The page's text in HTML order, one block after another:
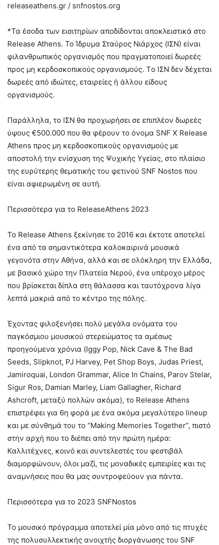
releaseathens.gr / snfnostos.org
*Τα έσοδα των εισιτηρίων αποδίδονται αποκλειστικά στο
Release Athens. Το Ίδρυμα Σταύρος Νιάρχος (ΙΣΝ) είναι
φιλανθρωπικός οργανισμός που πραγματοποιεί δωρεές
προς μη κερδοσκοπικούς οργανισμούς. Tο ΙΣΝ δεν δέχεται
δωρεές από ιδιώτες, εταιρείες ή άλλου είδους
οργανισμούς.
Παράλληλα, το ΙΣΝ θα προχωρήσει σε επιπλέον δωρεές
ύψους €500.000 που θα φέρουν το όνομα SNF X Release
Athens προς μη κερδοσκοπικούς οργανισμούς με
αποστολή την ενίσχυση της Ψυχικής Υγείας, στο πλαίσιο
της ευρύτερης θεματικής του φετινού SNF Nostos που
είναι αφιερωμένη σε αυτή.
Περισσότερα για το ReleaseAthens 2023
Το Release Athens ξεκίνησε το 2016 και έκτοτε αποτελεί
ένα από τα σημαντικότερα καλοκαιρινά μουσικά
γεγονότα στην Αθήνα, αλλά και σε ολόκληρη την Ελλάδα,
με βασικό χώρο την Πλατεία Νερού, ένα υπέροχο μέρος
που βρίσκεται δίπλα στη θάλασσα και ταυτόχρονα λίγα
λεπτά μακριά από το κέντρο της πόλης.
Έχοντας φιλοξενήσει πολύ μεγάλα ονόματα του
παγκόσμιου μουσικού στερεώματος τα αμέσως
προηγούμενα χρόνια (Iggy Pop, Nick Cave & The Bad
Seeds, Slipknot, PJ Harvey, Pet Shop Boys, Judas Priest,
Jamiroquai, London Grammar, Alice In Chains, Parov Stelar,
Sigur Ros, Damian Marley, Liam Gallagher, Richard
Ashcroft, μεταξύ πολλών ακόμα), το Release Athens
επιστρέφει για 6η φορά με ένα ακόμα μεγαλύτερο lineup
και με σύνθημά του το “Making Memories Together”, πιστό
στην αρχή που το διέπει από την πρώτη ημέρα:
Καλλιτέχνες, κοινό και συντελεστές του φεστιβάλ
διαμορφώνουν, όλοι μαζί, τις μοναδικές εμπειρίες και τις
αναμνήσεις που θα μας συντροφεύουν για πάντα.
Περισσότερα για το 2023 SNFNostos
Το μουσικό πρόγραμμα αποτελεί μία μόνο από τις πτυχές
της πολυσυλλεκτικής ανοιχτής διοργάνωσης του SNF